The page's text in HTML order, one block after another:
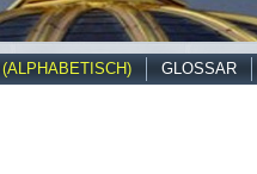
GLOSSAR